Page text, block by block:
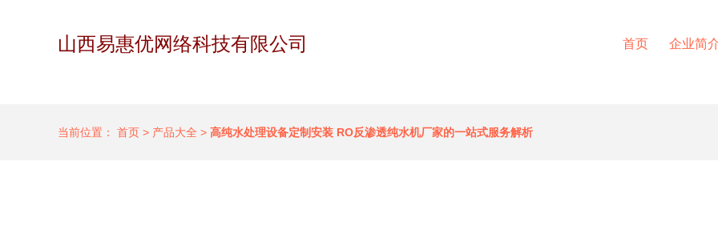
山西易惠优网络科技有限公司 首页 企业简
当前位置： 首页 > 产品大全 > 高纯水处理设备定制安装 RO反渗透纯水机厂家的一站式服务解析